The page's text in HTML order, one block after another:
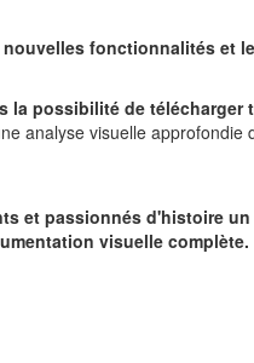
fonctionnalités et
la possibilité de télécharger
analyse visuelle approfondie
et passionnés d'histoire
visuelle complète.